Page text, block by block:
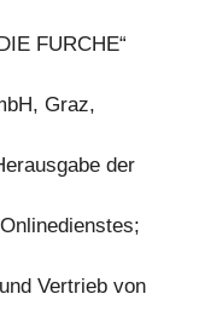
FURCHE“
Graz,
der
Vertrieb von